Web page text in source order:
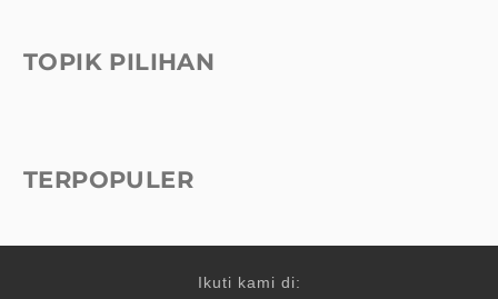
TOPIK PILIHAN
TERPOPULER
Ikuti kami di: